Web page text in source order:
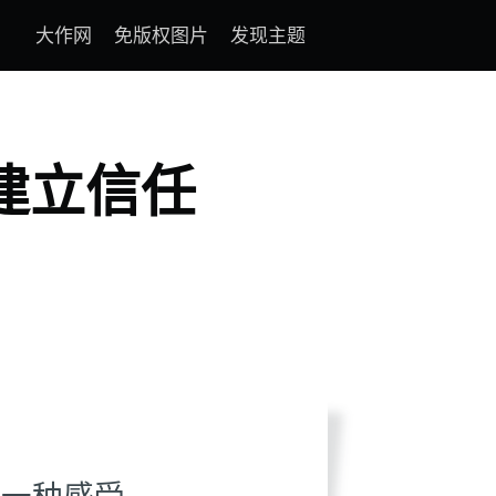
大作网 免版权图片 发现主题
立信任